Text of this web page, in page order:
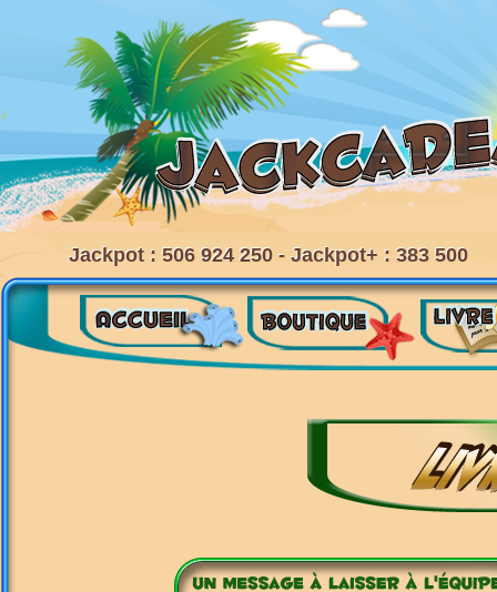
Jackpot : 506 924 250 - Jackpot+ : 383 500